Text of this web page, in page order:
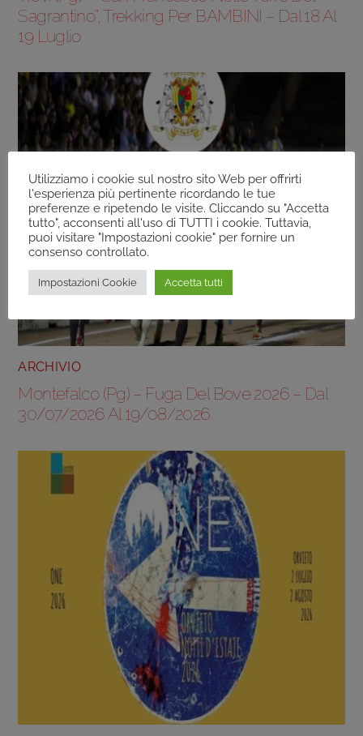
Sagrantino”, Trekking Per BAMBINI – Dal 18 Al
19 Luglio
ARCHIVIO
Montefalco (Pg) – Fuga Del Bove 2026 – Dal
30/07/2026 Al 19/08/2026
Utilizziamo i cookie sul nostro sito Web per offrirti
l'esperienza più pertinente ricordando le tue
preferenze e ripetendo le visite. Cliccando su "Accetta
tutto", acconsenti all'uso di TUTTI i cookie. Tuttavia,
puoi visitare "Impostazioni cookie" per fornire un
consenso controllato.
Impostazioni Cookie Accetta tutti